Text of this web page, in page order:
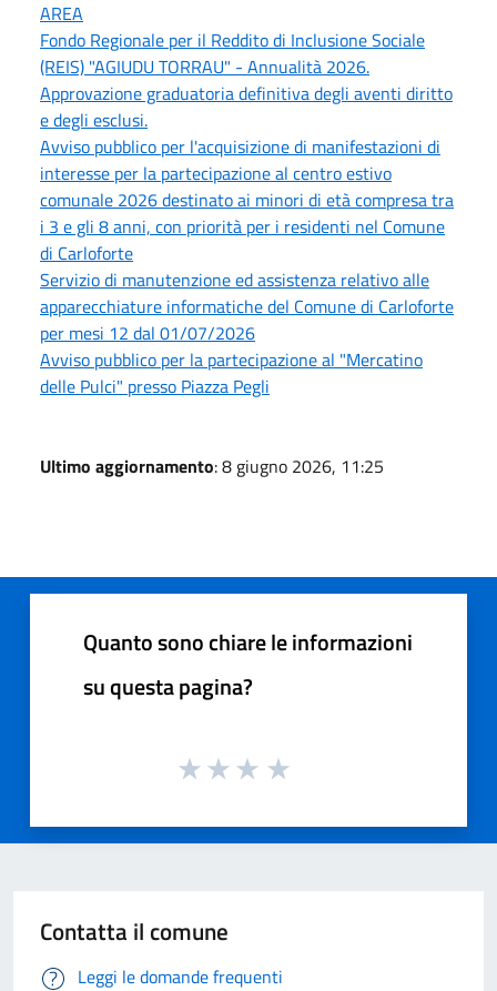
AREA
Fondo Regionale per il Reddito di Inclusione Sociale
(REIS) "AGIUDU TORRAU" - Annualità 2026.
Approvazione graduatoria definitiva degli aventi diritto
e degli esclusi.
Avviso pubblico per l'acquisizione di manifestazioni di
interesse per la partecipazione al centro estivo
comunale 2026 destinato ai minori di età compresa tra
i 3 e gli 8 anni, con priorità per i residenti nel Comune
di Carloforte
Servizio di manutenzione ed assistenza relativo alle
apparecchiature informatiche del Comune di Carloforte
per mesi 12 dal 01/07/2026
Avviso pubblico per la partecipazione al "Mercatino
delle Pulci" presso Piazza Pegli
Ultimo aggiornamento: 8 giugno 2026, 11:25
Quanto sono chiare le informazioni
su questa pagina?
Contatta il comune
Leggi le domande frequenti